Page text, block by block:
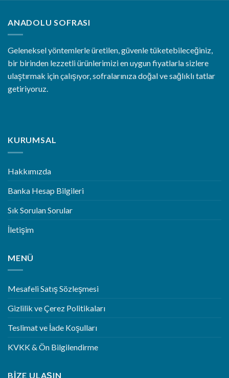
ANADOLU SOFRASI
Geleneksel yöntemlerle üretilen, güvenle tüketebileceğiniz,
bir birinden lezzetli ürünlerimizi en uygun fiyatlarla sizlere
ulaştırmak için çalışıyor, sofralarınıza doğal ve sağlıklı tatlar
getiriyoruz.
KURUMSAL
Hakkımızda
Banka Hesap Bilgileri
Sık Sorulan Sorular
İletişim
MENÜ
Mesafeli Satış Sözleşmesi
Gizlilik ve Çerez Politikaları
Teslimat ve İade Koşulları
KVKK & Ön Bilgilendirme
BIZE ULAŞIN